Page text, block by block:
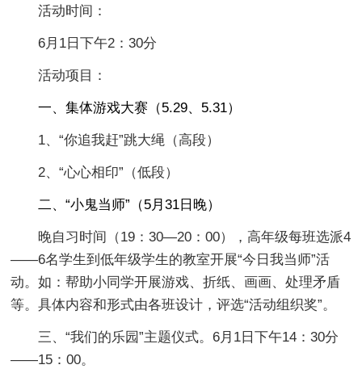
活动时间：
6月1日下午2：30分
活动项目：
一、集体游戏大赛（5.29、5.31）
1、“你追我赶”跳大绳（高段）
2、“心心相印”（低段）
二、“小鬼当师”（5月31日晚）
晚自习时间（19：30—20：00），高年级每班选派4
——6名学生到低年级学生的教室开展“今日我当师”活
动。如：帮助小同学开展游戏、折纸、画画、处理矛盾
等。具体内容和形式由各班设计，评选“活动组织奖”。
三、“我们的乐园”主题仪式。6月1日下午14：30分
——15：00。